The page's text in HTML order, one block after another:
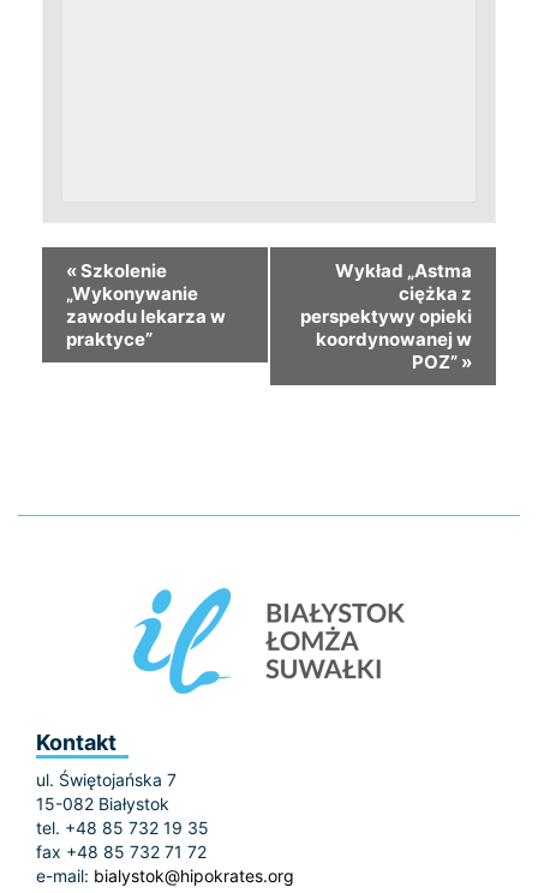
«Szkolenie
„Wykonywanie
zawodu lekarza w
praktyce”
Wykład „Astma
ciężka z
perspektywy opieki
koordynowanej w
POZ” »
Kontakt
ul. Świętojańska 7
15-082 Białystok
tel. +48 85 732 19 35
fax +48 85 732 71 72
e-mail: bialystok@hipokrates.org